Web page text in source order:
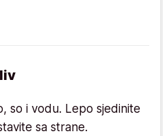
so i vodu. Lepo sjedinite
sa strane.